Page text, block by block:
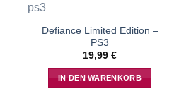
Defiance Limited Edition –
PS3
19,99 €
IN DEN WARENKORB